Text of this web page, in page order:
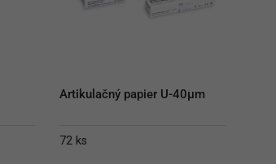
Artikulačný papier U-40µm
72 ks